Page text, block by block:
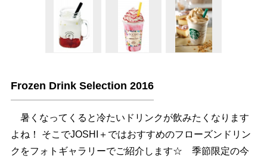
Frozen Drink Selection 2016
暑くなってくると冷たいドリンクが飲みたくなります
よね！ そこでJOSHI＋ではおすすめのフローズンドリン
クをフォトギャラリーでご紹介します☆ 季節限定の今